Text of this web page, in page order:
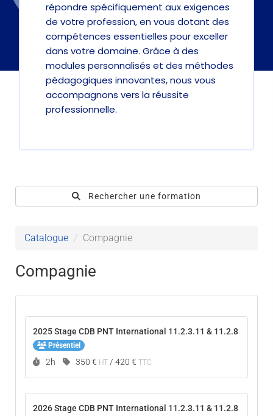
répondre spécifiquement aux exigences
de votre profession, en vous dotant des
compétences essentielles pour exceller
dans votre domaine. Grâce à des
modules personnalisés et des méthodes
pédagogiques innovantes, nous vous
accompagnons vers la réussite
professionnelle.
Rechercher une formation
Catalogue Compagnie
Compagnie
2025 Stage CDB PNT International 11.2.3.11 & 11.2.8
Présentiel
Durée :
2h 350 € HT / 420 € TTC
2026 Stage CDB PNT International 11.2.3.11 & 11.2.8